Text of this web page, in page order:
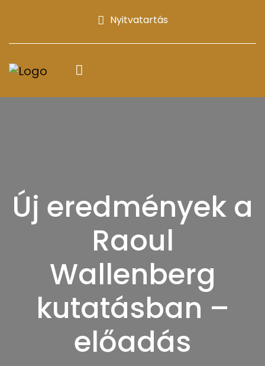
Nyitvatartás
Új eredmények a
Raoul
Wallenberg
kutatásban –
előadás